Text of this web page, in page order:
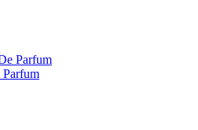
Parfum